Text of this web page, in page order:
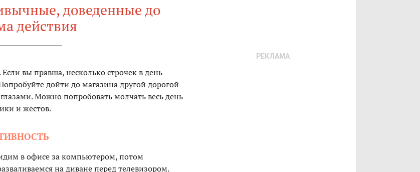
доведенные до
действия
вы правша, несколько строчек в день
дойти до магазина другой дорогой
Можно попробовать молчать весь день
и жестов.
в офисе за компьютером, потом
на диване перед телевизором.